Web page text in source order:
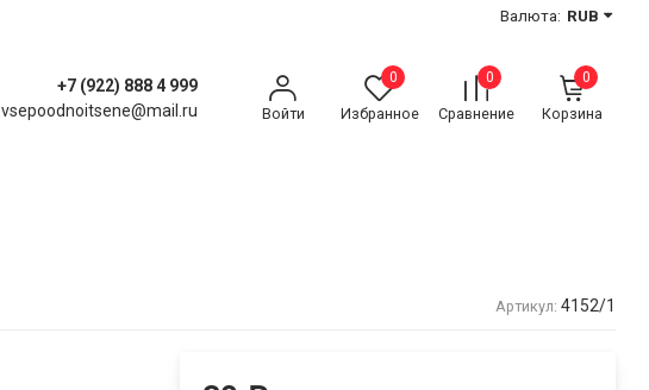
Валюта: RUB
+7 (922) 888 4 999
vsepoodnoitsene@mail.ru
Войти
0
Избранное
0
Сравнение
0
Корзина
Артикул: 4152/1